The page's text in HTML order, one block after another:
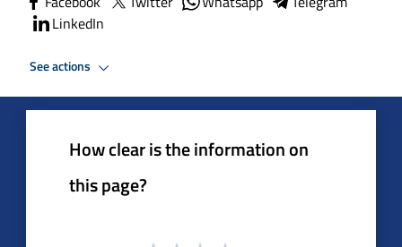
LinkedIn
See actions
How clear is the information on
this page?